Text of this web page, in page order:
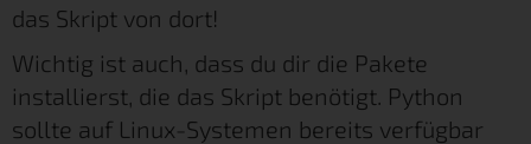
das Skript von dort!
Wichtig ist auch, dass du dir die Pakete
installierst, die das Skript benötigt. Python
sollte auf Linux-Systemen bereits verfügbar